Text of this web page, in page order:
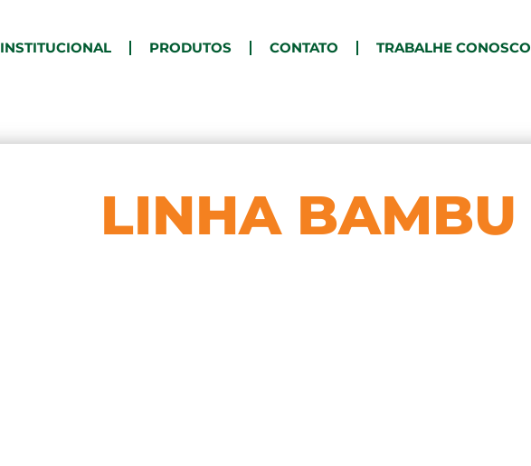
INSTITUCIONAL PRODUTOS CONTATO TRABALHE CONOSCO
LINHA BAMBU